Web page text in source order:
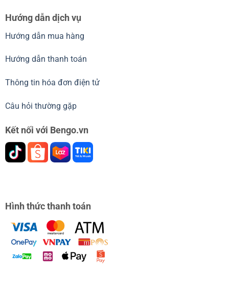
Hướng dẫn dịch vụ
Hướng dẫn mua hàng
Hướng dẫn thanh toán
Thông tin hóa đơn điện tử
Câu hỏi thường gặp
Kết nối với Bengo.vn
Hình thức thanh toán